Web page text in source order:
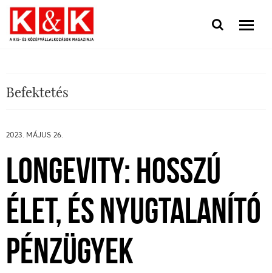
Befektetés
2023. MÁJUS 26.
LONGEVITY: HOSSZÚ
ÉLET, ÉS NYUGTALANÍTÓ
PÉNZÜGYEK